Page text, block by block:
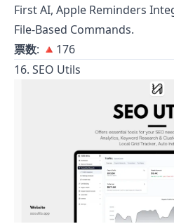
First AI, Apple Reminders
File-Based Commands.
票数: 🔺176
16. SEO Utils